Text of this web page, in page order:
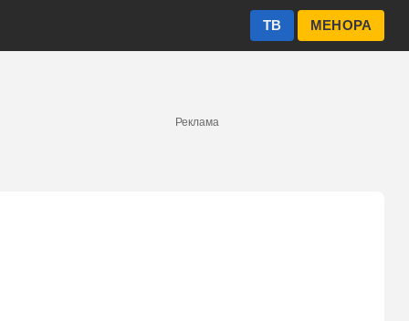
МЕНОРА
ТВ
Реклама